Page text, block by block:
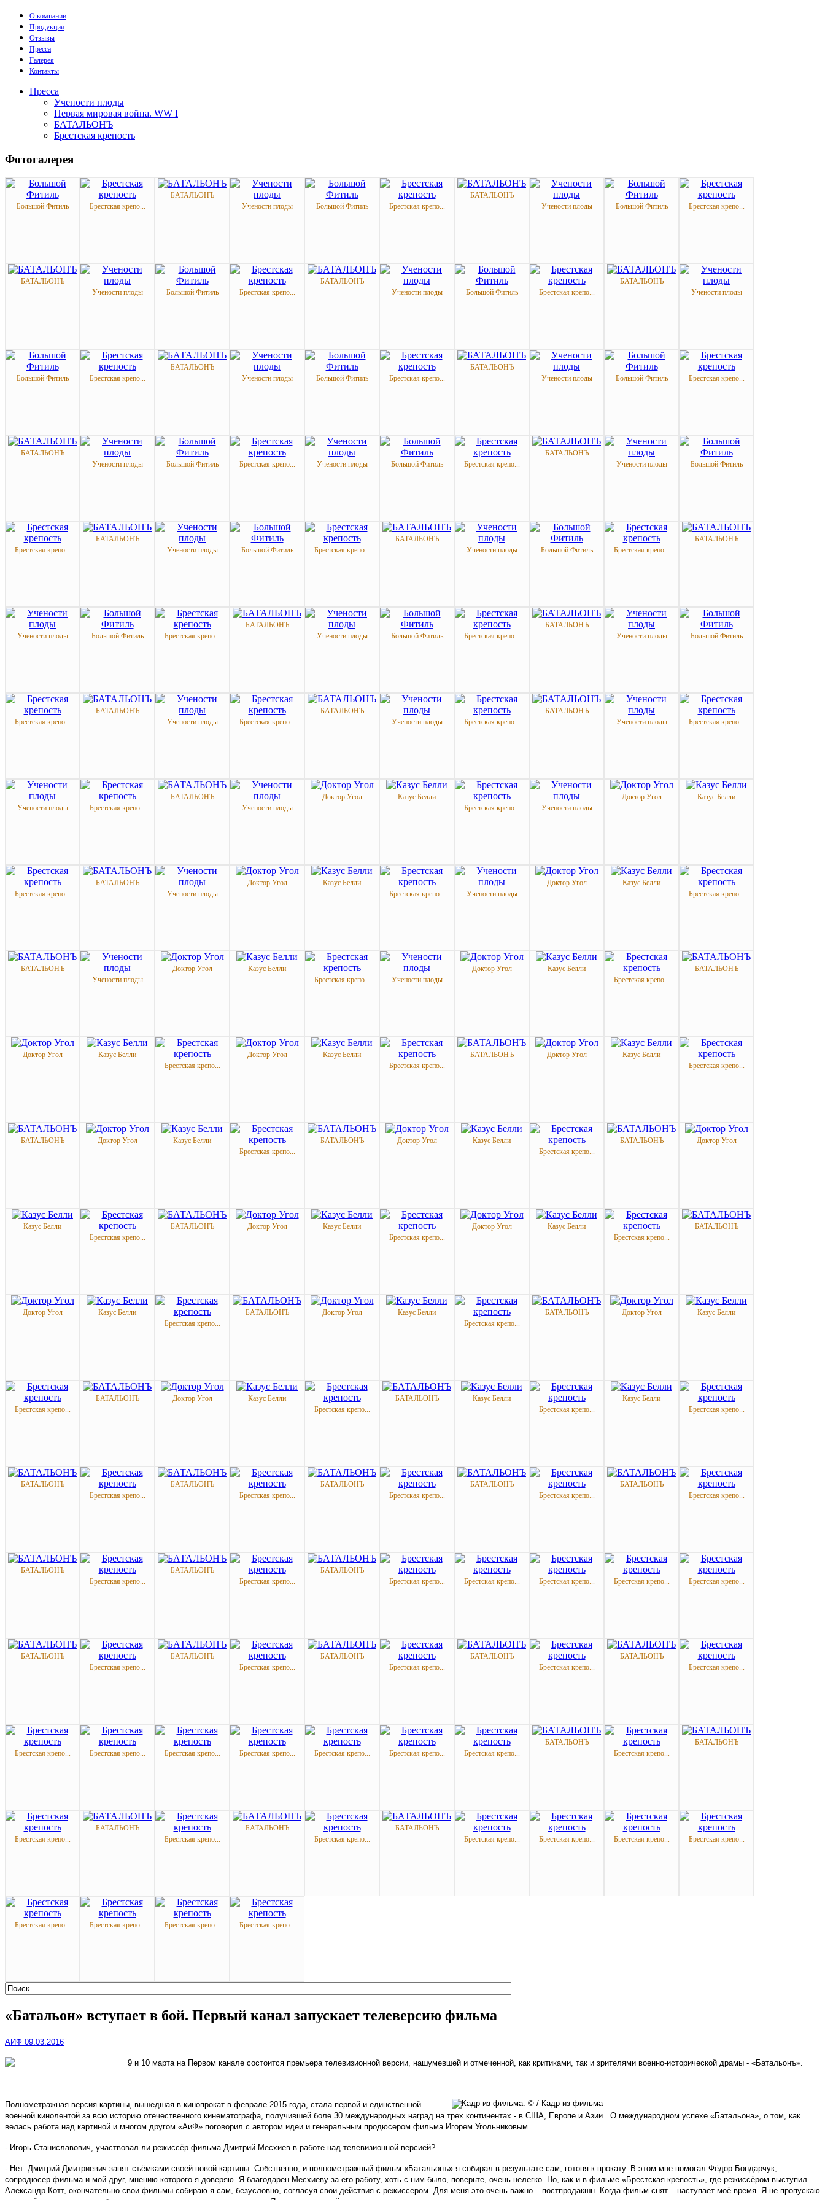
О компании
Продукция
Отзывы
Пресса
Галерея
Контакты
Пресса
Учености плоды
Первая мировая война. WW I
БАТАЛЬОНЪ
Брестская крепость
Фотогалерея
Большой Фитиль Брестская крепо...
БАТАЛЬОНЪ
Учености плоды
Большой Фитиль Брестская крепо...
БАТАЛЬОНЪ
Учености плоды
Большой Фитиль Брестская крепо...
БАТАЛЬОНЪ
Учености плоды
Большой Фитиль Брестская крепо...
БАТАЛЬОНЪ
Учености плоды
Большой Фитиль Брестская крепо...
БАТАЛЬОНЪ
Учености плоды
Большой Фитиль Брестская крепо...
БАТАЛЬОНЪ
Учености плоды
Большой Фитиль Брестская крепо...
БАТАЛЬОНЪ
Учености плоды
Большой Фитиль Брестская крепо...
БАТАЛЬОНЪ
Учености плоды
Большой Фитиль Брестская крепо... Учености плоды Большой Фитиль Брестская крепо...
БАТАЛЬОНЪ
Учености плоды
Большой Фитиль
Брестская крепо...
БАТАЛЬОНЪ
Учености плоды
Большой Фитиль Брестская крепо...
БАТАЛЬОНЪ
Учености плоды
Большой Фитиль Брестская крепо...
БАТАЛЬОНЪ
Учености плоды Большой Фитиль Брестская крепо...
БАТАЛЬОНЪ
Учености плоды
Большой Фитиль Брестская крепо...
БАТАЛЬОНЪ
Учености плоды
Большой Фитиль
Брестская крепо...
БАТАЛЬОНЪ
Учености плоды
Брестская крепо...
БАТАЛЬОНЪ
Учености плоды
Брестская крепо...
БАТАЛЬОНЪ
Учености плоды
Брестская крепо...
Учености плоды Брестская крепо...
БАТАЛЬОНЪ
Учености плоды
Доктор Угол
Казус Белли
Брестская крепо...
Учености плоды
Доктор Угол Казус Белли
Брестская крепо...
БАТАЛЬОНЪ
Учености плоды
Доктор Угол
Казус Белли
Брестская крепо...
Учености плоды
Доктор Угол
Казус Белли
Брестская крепо...
БАТАЛЬОНЪ
Учености плоды
Доктор Угол
Казус Белли
Брестская крепо...
Учености плоды
Доктор Угол
Казус Белли
Брестская крепо...
БАТАЛЬОНЪ
Доктор Угол
Казус Белли
Брестская крепо...
Доктор Угол
Казус Белли
Брестская крепо...
БАТАЛЬОНЪ Доктор Угол
Казус Белли
Брестская крепо...
БАТАЛЬОНЪ Доктор Угол
Казус Белли
Брестская крепо...
БАТАЛЬОНЪ Доктор Угол
Казус Белли
Брестская крепо...
БАТАЛЬОНЪ Доктор Угол
Казус Белли
Брестская крепо...
БАТАЛЬОНЪ Доктор Угол
Казус Белли
Брестская крепо...
Доктор Угол
Казус Белли
Брестская крепо...
БАТАЛЬОНЪ
Доктор Угол
Казус Белли
Брестская крепо...
БАТАЛЬОНЪ Доктор Угол
Казус Белли
Брестская крепо...
БАТАЛЬОНЪ Доктор Угол Казус Белли
Брестская крепо...
БАТАЛЬОНЪ Доктор Угол
Казус Белли
Брестская крепо...
БАТАЛЬОНЪ
Казус Белли
Брестская крепо...
Казус Белли
Брестская крепо...
БАТАЛЬОНЪ
Брестская крепо...
БАТАЛЬОНЪ
Брестская крепо...
БАТАЛЬОНЪ
Брестская крепо...
БАТАЛЬОНЪ
Брестская крепо...
БАТАЛЬОНЪ
Брестская крепо...
БАТАЛЬОНЪ
Брестская крепо...
БАТАЛЬОНЪ
Брестская крепо...
БАТАЛЬОНЪ
Брестская крепо...
Брестская крепо... Брестская крепо... Брестская крепо... Брестская крепо...
БАТАЛЬОНЪ
Брестская крепо...
БАТАЛЬОНЪ
Брестская крепо...
БАТАЛЬОНЪ
Брестская крепо...
БАТАЛЬОНЪ
Брестская крепо...
БАТАЛЬОНЪ
Брестская крепо...
Брестская крепо... Брестская крепо... Брестская крепо... Брестская крепо... Брестская крепо... Брестская крепо... Брестская крепо...
БАТАЛЬОНЪ
Брестская крепо...
БАТАЛЬОНЪ
Брестская крепо...
БАТАЛЬОНЪ
Брестская крепо...
БАТАЛЬОНЪ
Брестская крепо...
БАТАЛЬОНЪ
Брестская крепо...
Брестская крепо... Брестская крепо... Брестская крепо...
Брестская крепо... Брестская крепо... Брестская крепо... Брестская крепо...
«Батальон» вступает в бой. Первый канал запускает телеверсию фильма
АИФ 09.03.2016
9 и 10 марта на Первом канале состоится премьера телевизионной версии, нашумевшей и отмеченной, как критиками, так и зрителями военно-исторической драмы - «Батальонъ».
Полнометражная версия картины, вышедшая в кинопрокат в феврале 2015 года, стала первой и единственной
военной кинолентой за всю историю отечественного кинематографа, получившей боле 30 международных наград на трех континентах - в США, Европе и Азии. О международном успехе «Батальона», о том, как
велась работа над картиной и многом другом «АиФ» поговорил с автором идеи и генеральным продюсером фильма Игорем Угольниковым.
- Игорь Станиславович, участвовал ли режиссёр фильма Дмитрий Месхиев в работе над телевизионной версией?
- Нет. Дмитрий Дмитриевич занят съёмками своей новой картины. Собственно, и полнометражный фильм «Батальонъ» я собирал в результате сам, готовя к прокату. В этом мне помогал Фёдор Бондарчук,
сопродюсер фильма и мой друг, мнению которого я доверяю. Я благодарен Месхиеву за его работу, хоть с ним было, поверьте, очень нелегко. Но, как и в фильме «Брестская крепость», где режиссёром выступил
Александр Котт, окончательно свои фильмы собираю я сам, безусловно, согласуя свои действия с режиссером. Для меня это очень важно – постпродакшн. Когда фильм снят – наступает моё время. Я не пропускаю